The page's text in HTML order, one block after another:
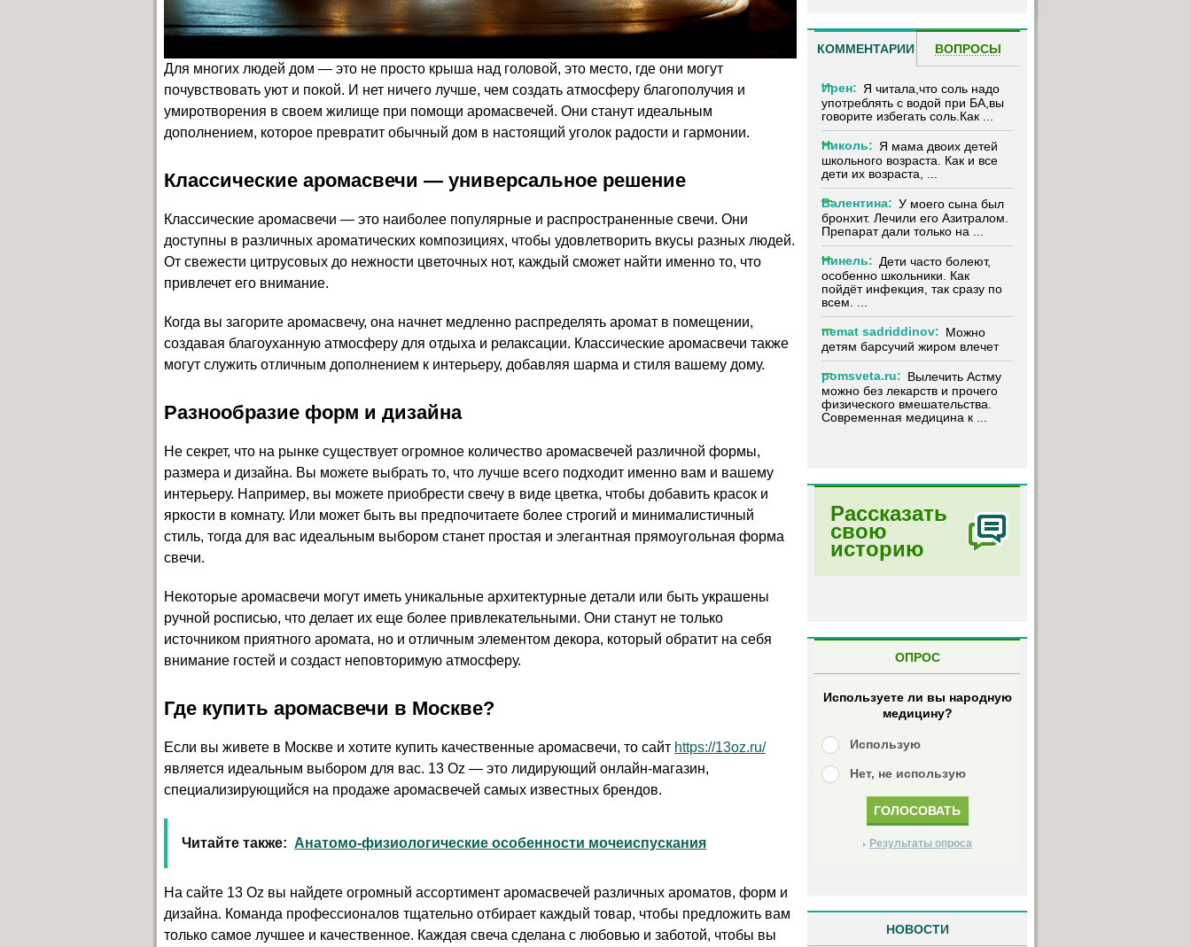
Для многих людей дом — это не просто крыша над головой, это место, где они могут
почувствовать уют и покой. И нет ничего лучше, чем создать атмосферу благополучия и
умиротворения в своем жилище при помощи аромасвечей. Они станут идеальным
дополнением, которое превратит обычный дом в настоящий уголок радости и гармонии.
Классические аромасвечи — универсальное решение
Классические аромасвечи — это наиболее популярные и распространенные свечи. Они
доступны в различных ароматических композициях, чтобы удовлетворить вкусы разных людей.
От свежести цитрусовых до нежности цветочных нот, каждый сможет найти именно то, что
привлечет его внимание.
Когда вы загорите аромасвечу, она начнет медленно распределять аромат в помещении,
создавая благоуханную атмосферу для отдыха и релаксации. Классические аромасвечи также
могут служить отличным дополнением к интерьеру, добавляя шарма и стиля вашему дому.
Разнообразие форм и дизайна
Не секрет, что на рынке существует огромное количество аромасвечей различной формы,
размера и дизайна. Вы можете выбрать то, что лучше всего подходит именно вам и вашему
интерьеру. Например, вы можете приобрести свечу в виде цветка, чтобы добавить красок и
яркости в комнату. Или может быть вы предпочитаете более строгий и минималистичный
стиль, тогда для вас идеальным выбором станет простая и элегантная прямоугольная форма
свечи.
Некоторые аромасвечи могут иметь уникальные архитектурные детали или быть украшены
ручной росписью, что делает их еще более привлекательными. Они станут не только
источником приятного аромата, но и отличным элементом декора, который обратит на себя
внимание гостей и создаст неповторимую атмосферу.
Где купить аромасвечи в Москве?
Если вы живете в Москве и хотите купить качественные аромасвечи, то сайт https://13oz.ru/
является идеальным выбором для вас. 13 Oz — это лидирующий онлайн-магазин,
специализирующийся на продаже аромасвечей самых известных брендов.
Читайте также: Анатомо-физиологические особенности мочеиспускания
На сайте 13 Oz вы найдете огромный ассортимент аромасвечей различных ароматов, форм и
дизайна. Команда профессионалов тщательно отбирает каждый товар, чтобы предложить вам
только самое лучшее и качественное. Каждая свеча сделана с любовью и заботой, чтобы вы
КОММЕНТАРИИ ВОПРОСЫ
Ирен: Я читала,что соль надо
употреблять с водой при БА,вы
говорите избегать соль.Как ...
Николь: Я мама двоих детей
школьного возраста. Как и все
дети их возраста, ...
Валентина: У моего сына был
бронхит. Лечили его Азитралом.
Препарат дали только на ...
Нинель: Дети часто болеют,
особенно школьники. Как
пойдёт инфекция, так сразу по
всем. ...
nemat sadriddinov: Можно
детям барсучий жиром влечет
pomsveta.ru: Вылечить Астму
можно без лекарств и прочего
физического вмешательства.
Современная медицина к ...
Рассказать
свою
историю
ОПРОС
Используете ли вы народную
медицину?
Использую
Нет, не использую
Результаты опроса
НОВОСТИ